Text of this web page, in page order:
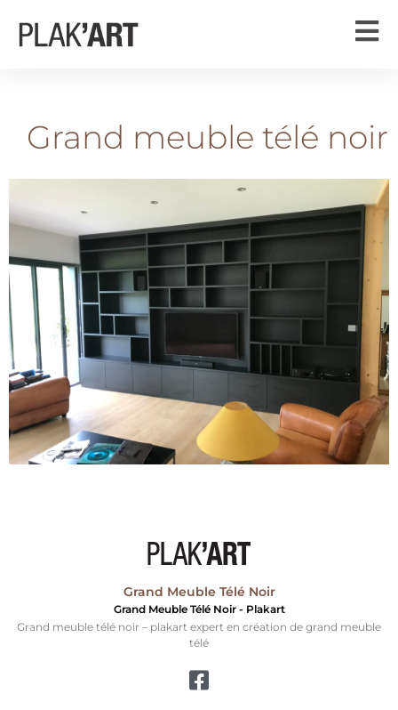
Grand meuble télé noir
Grand Meuble Télé Noir
Grand Meuble Télé Noir - Plakart
Grand meuble télé noir – plakart expert en création de grand meuble
télé